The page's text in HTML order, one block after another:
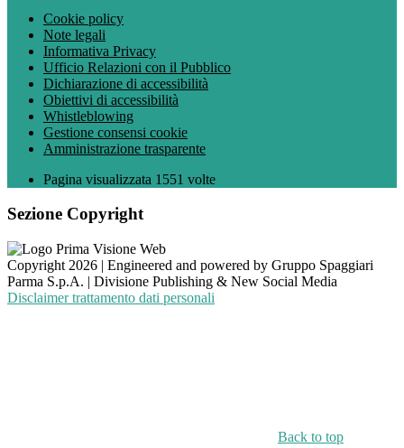
Cookie policy
Note legali
Informativa Privacy
Ufficio Relazioni con il Pubblico
Dichiarazione di accessibilità
Obiettivi di accessibilità
Whistleblowing
Gestione consensi cookie
Amministrazione trasparente
Pagina visualizzata 1551 volte
Sezione Copyright
Copyright 2026 | Engineered and powered by Gruppo Spaggiari
Parma S.p.A. | Divisione Publishing & New Social Media
Disclaimer trattamento dati personali
Back to top